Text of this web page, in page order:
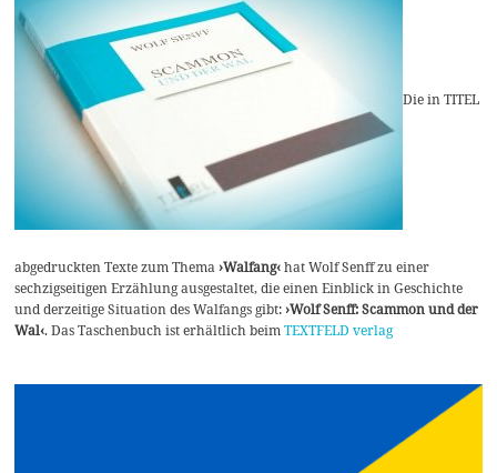
Die in TITEL
abgedruckten Texte zum Thema›Walfang‹hat Wolf Senff zu einer
sechzigseitigen Erzählung ausgestaltet, die einen Einblick in Geschichte
und derzeitige Situation des Walfangs gibt:›Wolf Senff: Scammon und der
Wal‹. Das Taschenbuch ist erhältlich beimTEXTFELD verlag